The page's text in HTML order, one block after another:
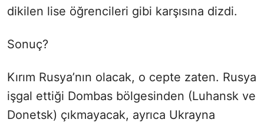
dikilen lise öğrencileri gibi karşısına dizdi.
Sonuç?
Kırım Rusya’nın olacak, o cepte zaten. Rusya
işgal ettiği Dombas bölgesinden (Luhansk ve
Donetsk) çıkmayacak, ayrıca Ukrayna